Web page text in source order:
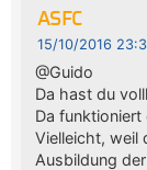
ASFC
15/10/2016
@Guido
Da hast du
Da
Vielleicht, weil
Ausbildung